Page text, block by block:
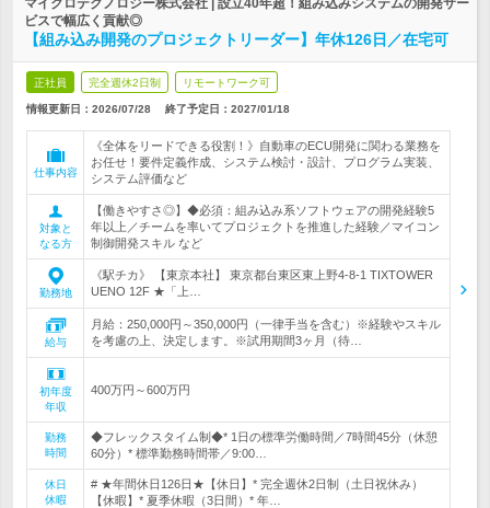
マイクロテクノロジー株式会社 | 設立40年超！組み込みシステムの開発サー
ビスで幅広く貢献◎
【組み込み開発のプロジェクトリーダー】年休126日／在宅可
正社員 完全週休2日制 リモートワーク可
情報更新日：2026/07/28 終了予定日： 2027/01/18
仕事内容
《全体をリードできる役割！》自動車のECU開発に関わる業務を
お任せ！要件定義作成、システム検討・設計、プログラム実装、
システム評価など
対象と
なる方
【働きやすさ◎】◆必須：組み込み系ソフトウェアの開発経験5
年以上／チームを率いてプロジェクトを推進した経験／マイコン
制御開発スキル など
勤務地
《駅チカ》 【東京本社】 東京都台東区東上野4-8-1 TIXTOWER
UENO 12F ★「上…
給与
月給：250,000円～350,000円（一律手当を含む）※経験やスキル
を考慮の上、決定します。※試用期間3ヶ月（待…
初年度
年収
400万円～600万円
勤務
時間
◆フレックスタイム制◆* 1日の標準労働時間／7時間45分（休憩
60分）* 標準勤務時間帯／9:00…
休日
休暇
# ★年間休日126日★【休日】* 完全週休2日制（土日祝休み）
【休暇】* 夏季休暇（3日間）* 年…